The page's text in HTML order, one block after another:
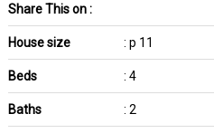
Share This on :
House size : p 11
Beds : 4
Baths : 2